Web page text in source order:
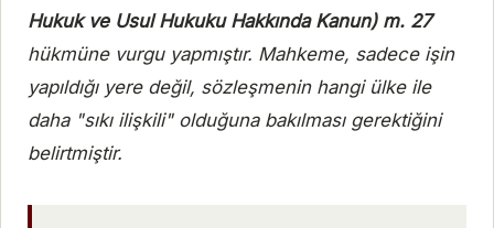
Hukuk ve Usul Hukuku Hakkında Kanun) m. 27
hükmüne vurgu yapmıştır. Mahkeme, sadece işin
yapıldığı yere değil, sözleşmenin hangi ülke ile
daha "sıkı ilişkili" olduğuna bakılması gerektiğini
belirtmiştir.